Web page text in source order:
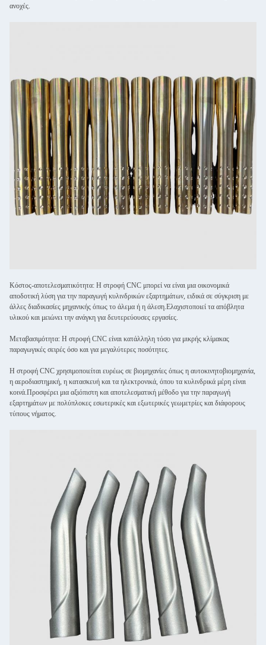
ανοχές.
Κόστος-αποτελεσματικότητα: Η στροφή CNC μπορεί να είναι μια οικονομικά
αποδοτική λύση για την παραγωγή κυλινδρικών εξαρτημάτων, ειδικά σε σύγκριση με
άλλες διαδικασίες μηχανικής όπως το άλεμα ή η άλεση.Ελαχιστοποιεί τα απόβλητα
υλικού και μειώνει την ανάγκη για δευτερεύουσες εργασίες.
Μεταβασιμότητα: Η στροφή CNC είναι κατάλληλη τόσο για μικρής κλίμακας
παραγωγικές σειρές όσο και για μεγαλύτερες ποσότητες.
Η στροφή CNC χρησιμοποιείται ευρέως σε βιομηχανίες όπως η αυτοκινητοβιομηχανία,
η αεροδιαστημική, η κατασκευή και τα ηλεκτρονικά, όπου τα κυλινδρικά μέρη είναι
κοινά.Προσφέρει μια αξιόπιστη και αποτελεσματική μέθοδο για την παραγωγή
εξαρτημάτων με πολύπλοκες εσωτερικές και εξωτερικές γεωμετρίες και διάφορους
τύπους νήματος.